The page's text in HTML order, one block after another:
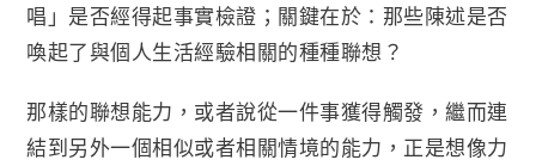
唱」是否經得起事實檢證；關鍵在於：那些陳述是否
喚起了與個人生活經驗相關的種種聯想？
那樣的聯想能力，或者說從一件事獲得觸發，繼而連
結到另外一個相似或者相關情境的能力，正是想像力